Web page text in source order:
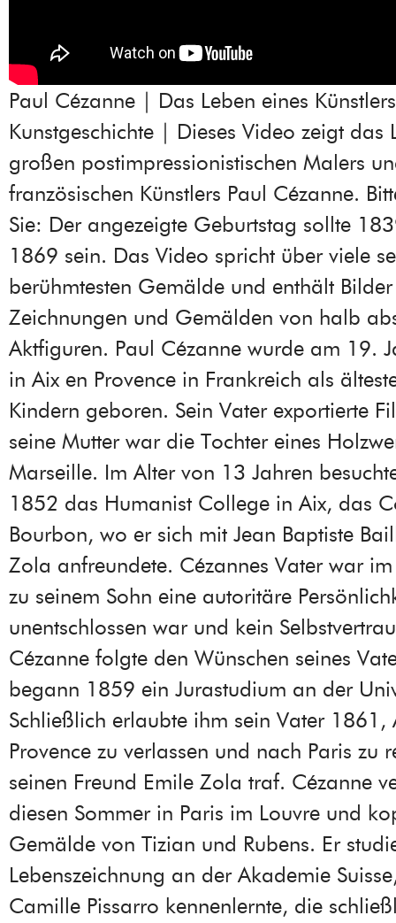
Paul Cézanne | Das Leben eines
Kunstgeschichte | Dieses Video zeigt das
großen postimpressionistischen Malers
französischen Künstlers Paul Cézanne.
Sie: Der angezeigte Geburtstag sollte
1869 sein. Das Video spricht über viele
berühmtesten Gemälde und enthält
Zeichnungen und Gemälden von halb
Aktfiguren. Paul Cézanne wurde am 19.
in Aix en Provence in Frankreich als
Kindern geboren. Sein Vater exportierte
seine Mutter war die Tochter eines
Marseille. Im Alter von 13 Jahren
1852 das Humanist College in Aix, das
Bourbon, wo er sich mit Jean Baptiste
Zola anfreundete. Cézannes Vater war
zu seinem Sohn eine autoritäre
unentschlossen war und kein
Cézanne folgte den Wünschen seines
begann 1859 ein Jurastudium an der
Schließlich erlaubte ihm sein Vater 1861,
Provence zu verlassen und nach Paris zu
seinen Freund Emile Zola traf. Cézanne
diesen Sommer in Paris im Louvre und
Gemälde von Tizian und Rubens. Er
Lebenszeichnung an der Akademie
Camille Pissarro kennenlernte, die